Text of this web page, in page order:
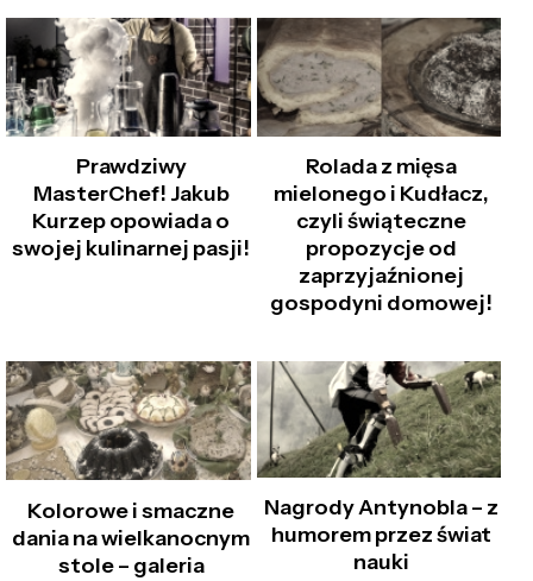
Prawdziwy
MasterChef! Jakub
Kurzep opowiada o
swojej kulinarnej pasji!
Rolada z mięsa
mielonego i Kudłacz,
czyli świąteczne
propozycje od
zaprzyjaźnionej
gospodyni domowej!
Kolorowe i smaczne
dania na wielkanocnym
stole – galeria
Nagrody Antynobla – z
humorem przez świat
nauki